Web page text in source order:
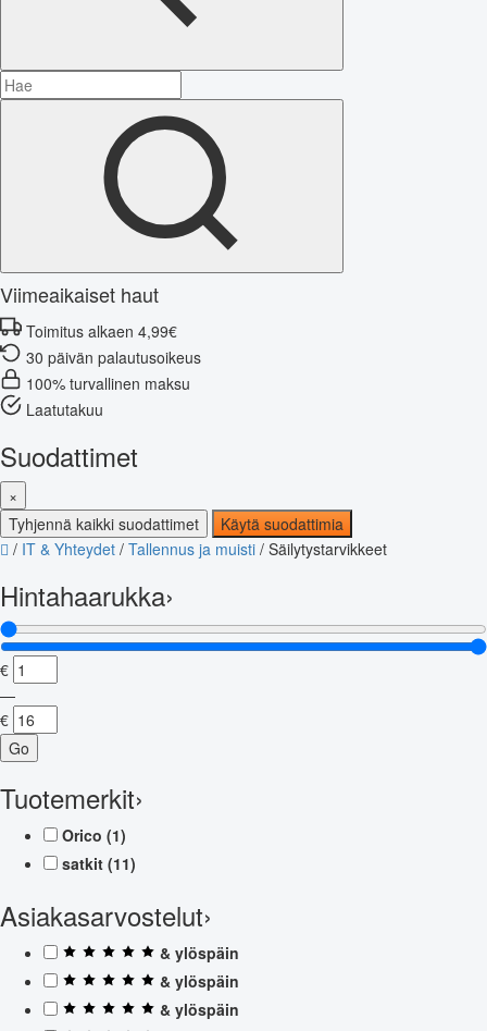
Viimeaikaiset haut
Toimitus alkaen 4,99€
30 päivän palautusoikeus
100% turvallinen maksu
Laatutakuu
Suodattimet
×
Tyhjennä kaikki suodattimet
Käytä suodattimia
/ IT & Yhteydet / Tallennus ja muisti / Säilytystarvikkeet
Hintahaarukka›
€
—
€
Go
Tuotemerkit›
Orico (1)
satkit (11)
Asiakasarvostelut›
& ylöspäin
& ylöspäin
& ylöspäin